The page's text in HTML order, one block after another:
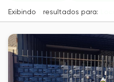
Exibindo resultados para: